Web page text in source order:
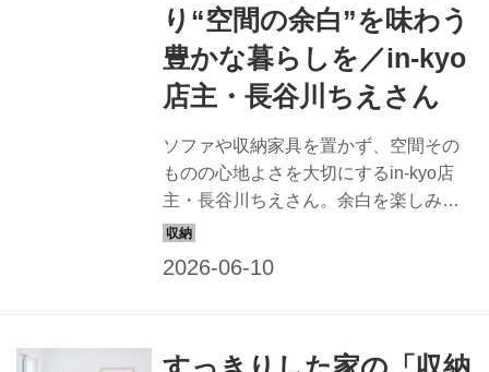
り“空間の余白”を味わう
豊かな暮らしを／in-kyo
店主・長谷川ちえさん
ソファや収納家具を置かず、空間その
ものの心地よさを大切にするin-kyo店
主・長谷川ちえさん。余白を楽しみな
がら暮らす、住まいづくりの工夫を伺